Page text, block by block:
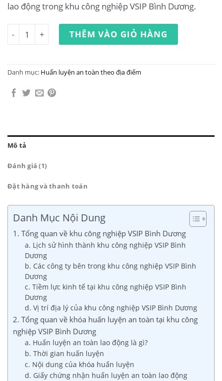
lao động trong khu công nghiệp VSIP Bình Dương.
Huấn luyện an toàn lao động tại khu công nghiệp VSIP
THÊM VÀO GIỎ HÀNG
Danh mục: Huấn luyện an toàn theo địa điểm
Mô tả
Đánh giá (1)
Đặt hàng và thanh toán
Danh Mục Nội Dung
1. Tổng quan về khu công nghiệp VSIP Bình Dương
a. Lịch sử hình thành khu công nghiệp VSIP Bình
Dương
b. Các công ty bên trong khu công nghiệp VSIP Bình
Dương
c. Tiềm lực kinh tế tại khu công nghiệp VSIP Bình
Dương
d. Vị trí địa lý của khu công nghiệp VSIP Bình Dương
2. Tổng quan về khóa huấn luyện an toàn tại khu công
nghiệp VSIP Bình Dương
a. Huấn luyện an toàn lao động là gì?
b. Thời gian huấn luyện
c. Nội dung của khóa huấn luyện
d. Giấy chứng nhận huấn luyện an toàn lao động